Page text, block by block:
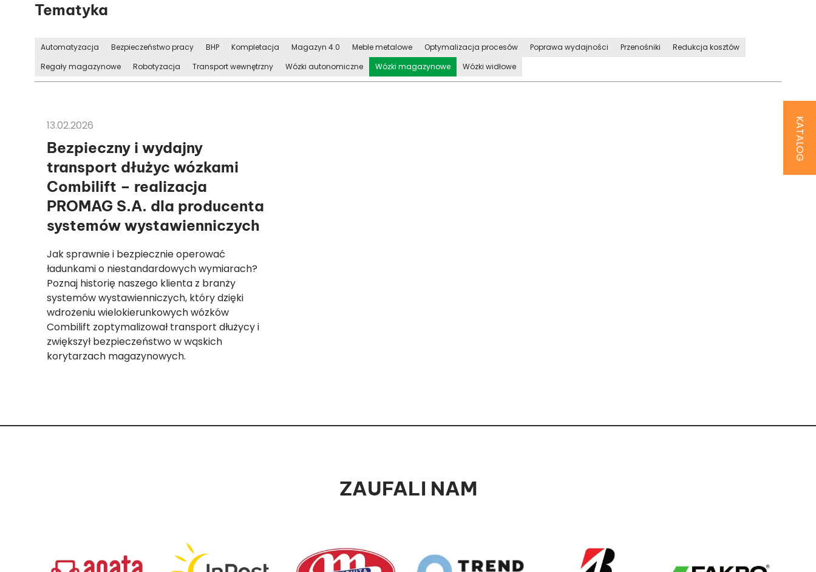
Tematyka
Automatyzacja Bezpieczeństwo pracy BHP Kompletacja Magazyn 4.0 Meble metalowe Optymalizacja procesów Poprawa wydajności Przenośniki
Redukcja kosztów
Regały magazynowe
Robotyzacja Transport wewnętrzny Wózki autonomiczne Wózki magazynowe Wózki widłowe
CASE STUDY
13.02.2026
Bezpieczny i wydajny
transport dłużyc wózkami
Combilift – realizacja
PROMAG S.A. dla producenta
systemów wystawienniczych
Jak sprawnie i bezpiecznie operować
ładunkami o niestandardowych wymiarach?
Poznaj historię naszego klienta z branży
systemów wystawienniczych, który dzięki
wdrożeniu wielokierunkowych wózków
Combilift zoptymalizował transport dłużycy i
zwiększył bezpieczeństwo w wąskich
korytarzach magazynowych.
ZAUFALI NAM
KATALOG